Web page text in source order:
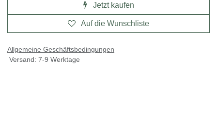
Jetzt kaufen
Auf die Wunschliste
Allgemeine Geschäftsbedingungen
Versand: 7-9 Werktage